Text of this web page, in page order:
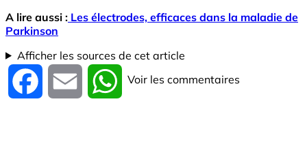
A lire aussi : Les électrodes, efficaces dans la maladie de
Parkinson
Afficher les sources de cet article
Facebook Email WhatsApp
Voir les commentaires